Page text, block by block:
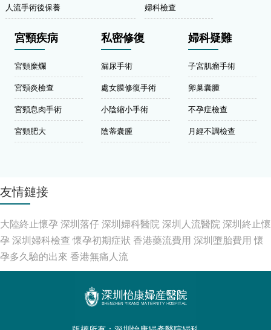
人流手術後保養
婦科檢查
宮頸疾病
宮頸糜爛
宮頸炎檢查
宮頸息肉手術
宮頸肥大
私密修復
漏尿手術
處女膜修復手術
小陰縮小手術
陰蒂囊腫
婦科疑難
子宮肌瘤手術
卵巢囊腫
不孕症檢查
月經不調檢查
友情鏈接
大陸終止懷孕 深圳落仔深圳婦科醫院深圳人流醫院深圳終止懷
孕 深圳婦科檢查 懷孕初期症狀 香港藥流費用 深圳墮胎費用 懷
孕多久驗的出來 香港無痛人流